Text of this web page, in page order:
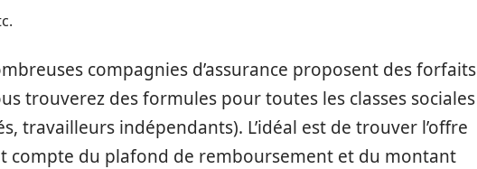
compagnies d’assurance proposent des forfaits
trouverez des formules pour toutes les classes sociales
travailleurs indépendants). L’idéal est de trouver l’offre
compte du plafond de remboursement et du montant